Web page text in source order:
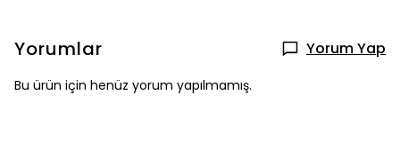
Yorumlar Yorum Yap
Bu ürün için henüz yorum yapılmamış.